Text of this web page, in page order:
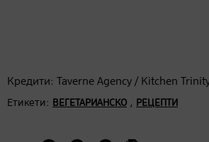
Кредити: Taverne Agency / Kitchen
Етикети: ВЕГЕТАРИАНСКО , РЕЦЕПТИ